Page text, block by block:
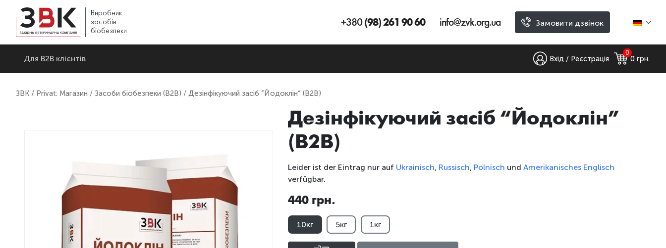
Виробник
засобів
біобезпеки
+380(98) 261 90 60 info@zvk.org.ua Замовити дзвінок
Для В2В клієнтів Вхід / Реєстрація
0
0 грн.
ЗВК / Privat: Магазин / Засоби біобезпеки (B2B) / Дезінфікуючий засіб “Йодоклін” (B2B)
Дезінфікуючий засіб “Йодоклін”
(B2B)
Leider ist der Eintrag nur auf Ukrainisch Russisch Polnisch und Amerikanisches Englisch
verfügbar.
440 грн.
10кг 5кг 1кг